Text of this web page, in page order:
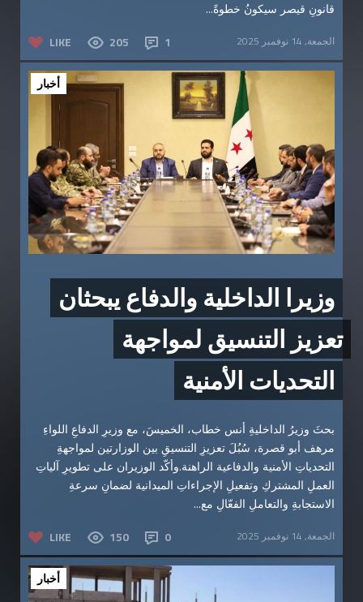
قانونِ قيصر سيكونُ خطوةً...
LIKE 205 1 الجمعة, 14 نوفمبر 2025
أخبار
وزيرا الداخلية والدفاع يبحثان
تعزيز التنسيق لمواجهة
التحديات الأمنية
بحثَ وزيرُ الداخليةِ أنس خطاب، الخميسَ، مع وزيرِ الدفاعِ اللواءِ
مرهف أبو قصرة، سُبُلَ تعزيزِ التنسيقِ بين الوزارتين لمواجهةِ
التحدياتِ الأمنية والدفاعية الراهنة.وأكّد الوزيران على تطويرِ آلياتِ
العملِ المشتركِ وتفعيلِ الإجراءاتِ الميدانية لضمانِ سرعةِ
الاستجابةِ والتعاملِ الفعّالِ مع...
LIKE 150 0 الجمعة, 14 نوفمبر 2025
أخبار